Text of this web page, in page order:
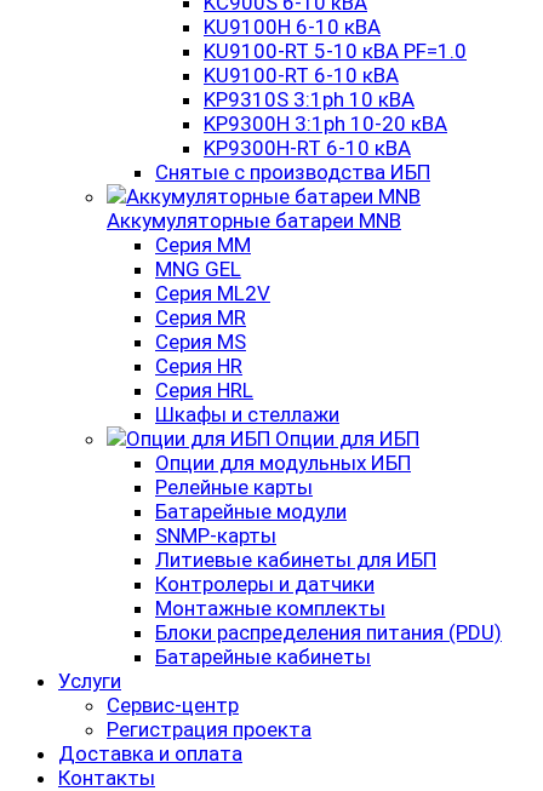
KU9100H 6-10 кВА
KU9100-RT 5-10 кВА PF=1.0
KU9100-RT 6-10 кВА
KP9310S 3:1ph 10 кВА
KP9300H 3:1ph 10-20 кВА
KP9300H-RT 6-10 кВА
Снятые с производства ИБП
Аккумуляторные батареи MNB
Серия MM
MNG GEL
Серия ML2V
Серия MR
Серия MS
Серия HR
Серия HRL
Шкафы и стеллажи
Опции для ИБП
Опции для модульных ИБП
Релейные карты
Батарейные модули
SNMP-карты
Литиевые кабинеты для ИБП
Контролеры и датчики
Монтажные комплекты
Блоки распределения питания (PDU)
Батарейные кабинеты
Услуги
Сервис-центр
Регистрация проекта
Доставка и оплата
Контакты